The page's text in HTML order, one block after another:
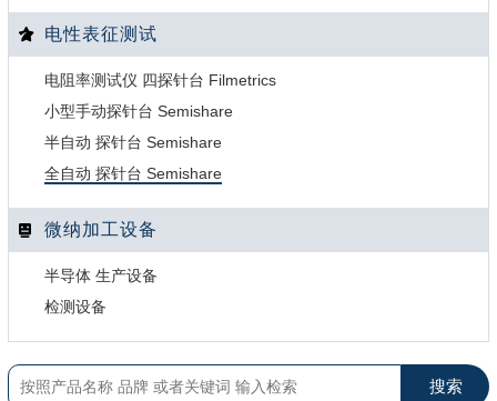
电性表征测试
电阻率测试仪 四探针台 Filmetrics
小型手动探针台 Semishare
半自动 探针台 Semishare
全自动 探针台 Semishare
微纳加工设备
半导体 生产设备
检测设备